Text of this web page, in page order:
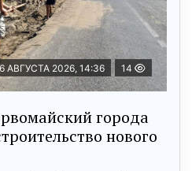
6 АВГУСТА 2026, 14:36 14
города
нового